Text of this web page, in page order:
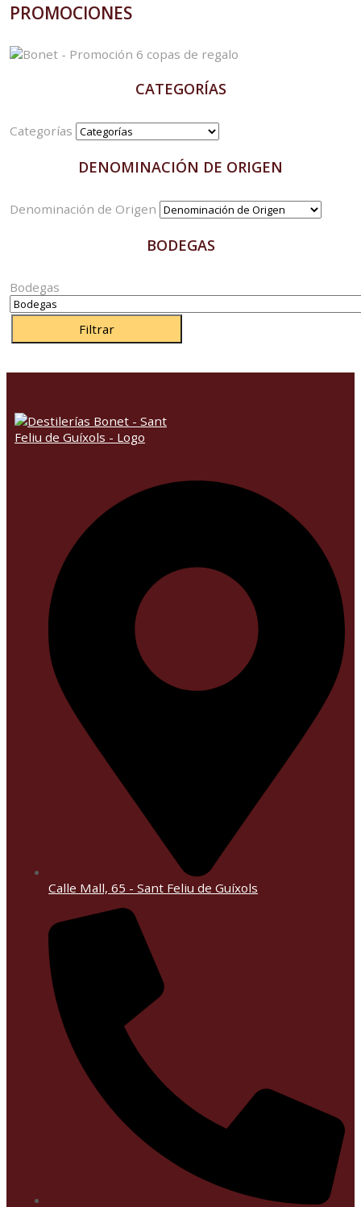
PROMOCIONES
CATEGORÍAS
Categorías
DENOMINACIÓN DE ORIGEN
Denominación de Origen
BODEGAS
Bodegas
Filtrar
Calle Mall, 65 - Sant Feliu de Guíxols